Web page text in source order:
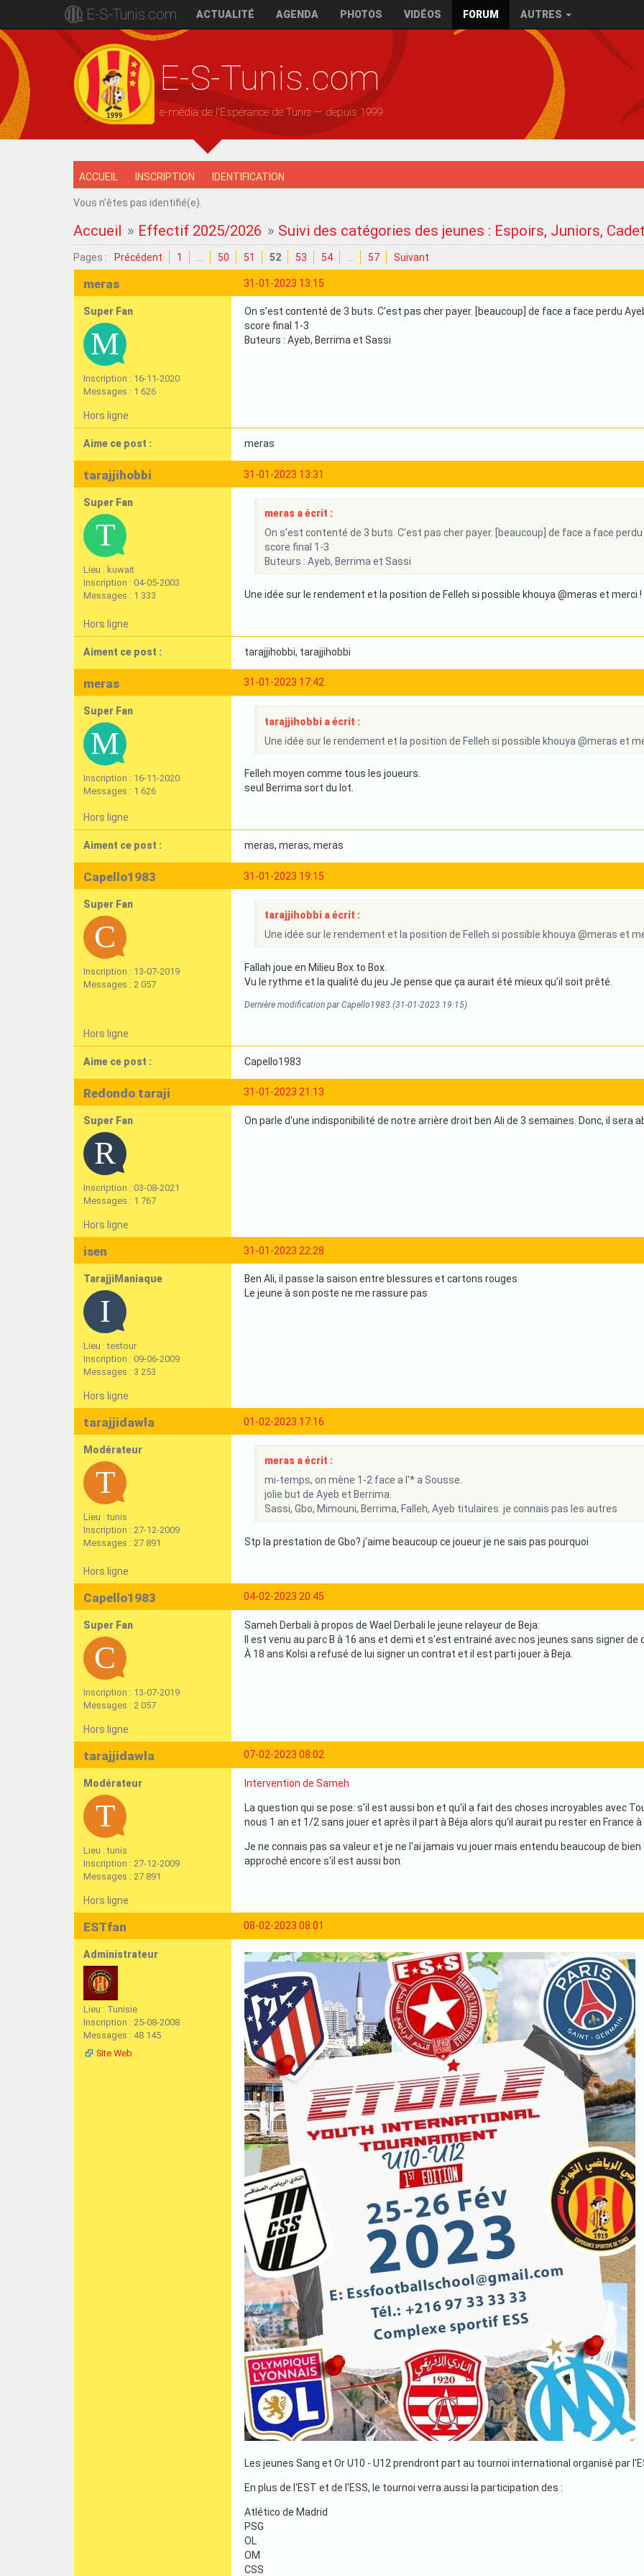
E-S-Tunis.com ACTUALITÉ AGENDA PHOTOS VIDÉOS FORUM AUTRES
E-S-Tunis.com
e-média de l'Espérance de Tunis — depuis 1999
ACCUEIL INSCRIPTION IDENTIFICATION
Vous n'êtes pas identifié(e).
Accueil » Effectif 2025/2026 » Suivi des catégories des jeunes : Espoirs, Juniors,
Pages : Précédent 1 50 51 52 53 54 57 Suivant
31-01-2023 13:15
meras
Super Fan
Inscription : 16-11-2020
Messages : 1 626
On s’est contenté de 3 buts. C'est pas cher payer. [beaucoup] de face a face perdu
score final 1-3
Buteurs : Ayeb, Berrima et Sassi
Hors ligne
Aime ce post : meras
31-01-2023 13:31
tarajjihobbi
Super Fan
Lieu : kuwait
Inscription : 04-05-2003
Messages : 1 333
meras a écrit :
On s’est contenté de 3 buts. C'est pas cher payer. [beaucoup] de face a face perdu
score final 1-3
Buteurs : Ayeb, Berrima et Sassi
Une idée sur le rendement et la position de Felleh si possible khouya @meras et merci !
Hors ligne
Aiment ce post : tarajjihobbi, tarajjihobbi
31-01-2023 17:42
meras
Super Fan
Inscription : 16-11-2020
Messages : 1 626
tarajjihobbi a écrit :
Une idée sur le rendement et la position de Felleh si possible khouya @meras et
Felleh moyen comme tous les joueurs.
seul Berrima sort du lot.
Hors ligne
Aiment ce post : meras, meras, meras
31-01-2023 19:15
Capello1983
Super Fan
Inscription : 13-07-2019
Messages : 2 057
tarajjihobbi a écrit :
Une idée sur le rendement et la position de Felleh si possible khouya @meras et
Fallah joue en Milieu Box to Box.
Vu le rythme et la qualité du jeu Je pense que ça aurait été mieux qu'il soit prêté.
Dernière modification par Capello1983 (31-01-2023 19:15)
Hors ligne
Aime ce post : Capello1983
31-01-2023 21:13
Redondo taraji
Super Fan
Inscription : 03-08-2021
Messages : 1 767
On parle d'une indisponibilité de notre arrière droit ben Ali de 3 semaines. Donc, il sera
Hors ligne
31-01-2023 22:28
isen
TarajjiManiaque
Lieu : testour
Inscription : 09-06-2009
Messages : 3 253
Ben Ali, il passe la saison entre blessures et cartons rouges
Le jeune à son poste ne me rassure pas
Hors ligne
01-02-2023 17:16
tarajjidawla
Modérateur
Lieu : tunis
Inscription : 27-12-2009
Messages : 27 891
meras a écrit :
mi-temps, on mène 1-2 face a l'* a Sousse.
jolie but de Ayeb et Berrima.
Sassi, Gbo, Mimouni, Berrima, Falleh, Ayeb titulaires. je connais pas les autres
Stp la prestation de Gbo? j'aime beaucoup ce joueur je ne sais pas pourquoi
Hors ligne
04-02-2023 20:45
Capello1983
Super Fan
Inscription : 13-07-2019
Messages : 2 057
Sameh Derbali à propos de Wael Derbali le jeune relayeur de Beja:
Il est venu au parc B à 16 ans et demi et s'est entrainé avec nos jeunes sans signer
À 18 ans Kolsi a refusé de lui signer un contrat et il est parti jouer à Beja.
Hors ligne
07-02-2023 08:02
tarajjidawla
Modérateur
Lieu : tunis
Inscription : 27-12-2009
Messages : 27 891
Intervention de Sameh
La question qui se pose: s'il est aussi bon et qu'il a fait des choses incroyables avec
nous 1 an et 1/2 sans jouer et après il part à Béja alors qu'il aurait pu rester en France à
Je ne connais pas sa valeur et je ne l'ai jamais vu jouer mais entendu beaucoup de
approché encore s'il est aussi bon.
Hors ligne
08-02-2023 08:01
ESTfan
Administrateur
Lieu : Tunisie
Inscription : 25-08-2008
Messages : 48 145
Site Web
Les jeunes Sang et Or U10 - U12 prendront part au tournoi international organisé par
En plus de l'EST et de l'ESS, le tournoi verra aussi la participation des :
Atlético de Madrid
PSG
OL
OM
CSS